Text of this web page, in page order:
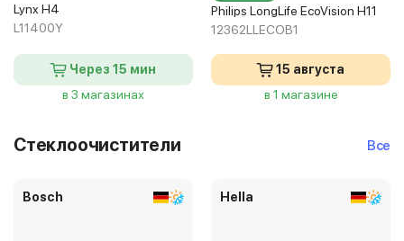
Lynx H4
L11400Y
Через 15 мин
в 3 магазинах
Philips LongLife EcoVision H11
12362LLECOB1
15 августа
в 1 магазине
Стеклоочистители Все
Bosch Hella